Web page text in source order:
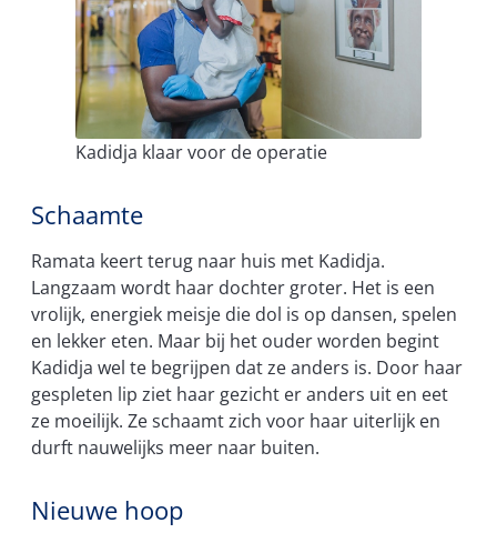
Kadidja klaar voor de operatie
Schaamte
Ramata keert terug naar huis met Kadidja.
Langzaam wordt haar dochter groter. Het is een
vrolijk, energiek meisje die dol is op dansen, spelen
en lekker eten. Maar bij het ouder worden begint
Kadidja wel te begrijpen dat ze anders is. Door haar
gespleten lip ziet haar gezicht er anders uit en eet
ze moeilijk. Ze schaamt zich voor haar uiterlijk en
durft nauwelijks meer naar buiten.
Nieuwe hoop